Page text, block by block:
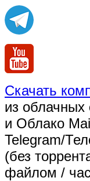
Скачать
из облачных
и Облако
Telegram/
(без
файлом /